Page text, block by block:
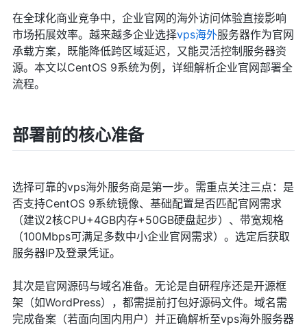
在全球化商业竞争中，企业官网的海外访问体验直接影响
市场拓展效率。越来越多企业选择vps海外服务器作为官网
承载方案，既能降低跨区域延迟，又能灵活控制服务器资
源。本文以CentOS 9系统为例，详细解析企业官网部署全
流程。
部署前的核心准备
选择可靠的vps海外服务商是第一步。需重点关注三点：是
否支持CentOS 9系统镜像、基础配置是否匹配官网需求
（建议2核CPU+4GB内存+50GB硬盘起步）、带宽规格
（100Mbps可满足多数中小企业官网需求）。选定后获取
服务器IP及登录凭证。
其次是官网源码与域名准备。无论是自研程序还是开源框
架（如WordPress），都需提前打包好源码文件。域名需
完成备案（若面向国内用户）并正确解析至vps海外服务器